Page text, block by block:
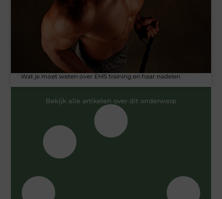
Wat je moet weten over EMS training en haar nadelen
Bekijk alle artikelen over dit onderwerp